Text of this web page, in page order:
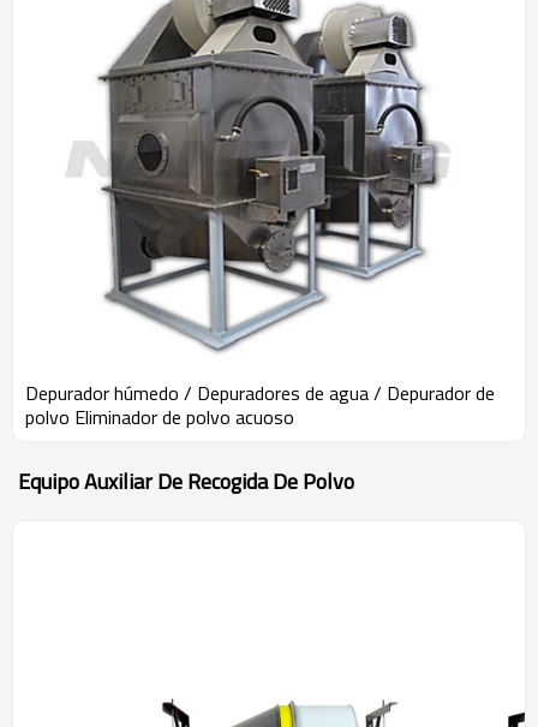
Depurador húmedo / Depuradores de agua / Depurador de
polvo Eliminador de polvo acuoso
Equipo Auxiliar De Recogida De Polvo